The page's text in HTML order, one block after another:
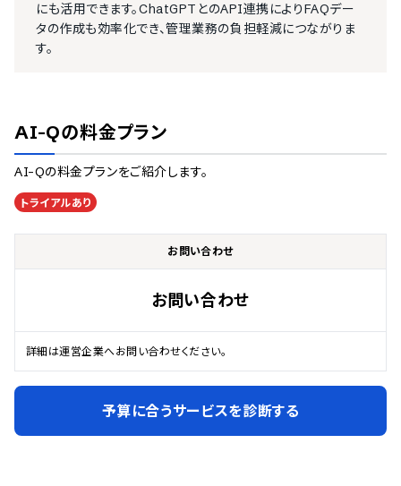
にも活用できます。ChatGPTとのAPI連携によりFAQデー
タの作成も効率化でき、管理業務の負担軽減につながりま
す。
AI-Qの料金プラン
AI-Qの料金プランをご紹介します。
トライアルあり
お問い合わせ
お問い合わせ
詳細は運営企業へお問い合わせください。
予算に合うサービスを診断する